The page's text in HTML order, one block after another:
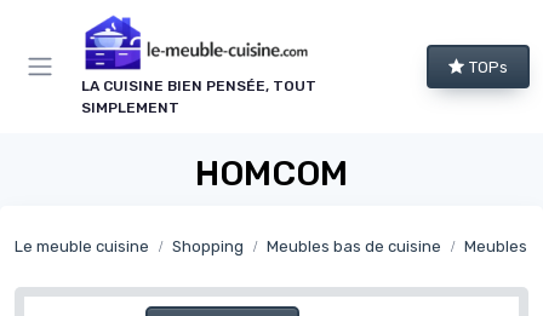
LA CUISINE BIEN PENSÉE, TOUT
SIMPLEMENT
TOPs
HOMCOM
Le meuble cuisine Shopping Meubles bas de cuisine Meubles bas
Panneau de gestion des cookies